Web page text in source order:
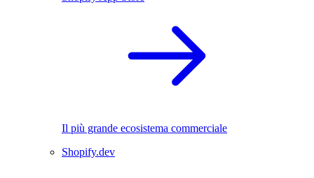
Il più grande ecosistema commerciale
Shopify.dev